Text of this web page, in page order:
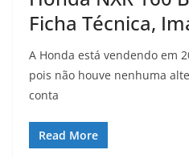
Ficha Técnica,
A Honda está vendendo em
pois não houve nenhuma
conta
Read More